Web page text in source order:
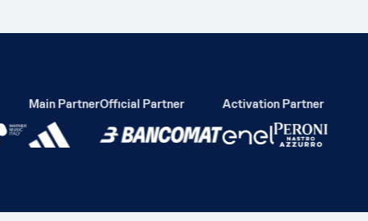
Main PartnerOfficial Partner Activation Partner